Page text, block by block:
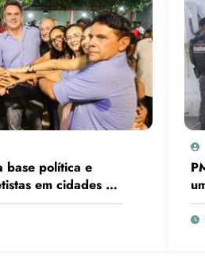
base política e
em cidades do